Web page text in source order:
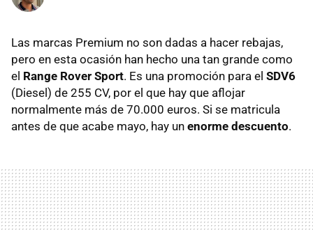
Las marcas Premium no son dadas a hacer rebajas,
pero en esta ocasión han hecho una tan grande como
el Range Rover Sport. Es una promoción para el SDV6
(Diesel) de 255 CV, por el que hay que aflojar
normalmente más de 70.000 euros. Si se matricula
antes de que acabe mayo, hay un enorme descuento.